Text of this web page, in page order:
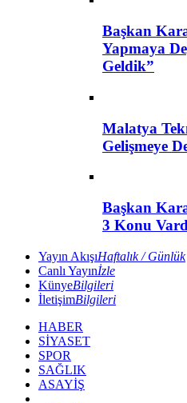
Başkan
Yapmaya
Geldik”
Malatya
Gelişmeye
Başkan
3 Konu
Yayın AkışıHaftalık / Günlük
Canlı Yayınİzle
KünyeBilgileri
İletişimBilgileri
HABER
SİYASET
SPOR
SAĞLIK
ASAYİŞ